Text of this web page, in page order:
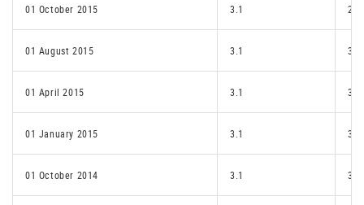
01 October 2015 3.1 2.2
01 August 2015 3.1 3.1
01 April 2015 3.1 3.1
01 January 2015 3.1 3.2
01 October 2014 3.1 3.2